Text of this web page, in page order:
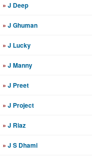
» J Deep
» J Ghuman
» J Lucky
» J Manny
» J Preet
» J Project
» J Riaz
» J S Dhami